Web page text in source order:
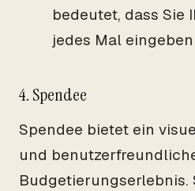
bedeutet, dass Sie
jedes Mal
4. Spendee
Spendee bietet ein
und
Budgetierungserlebnis.